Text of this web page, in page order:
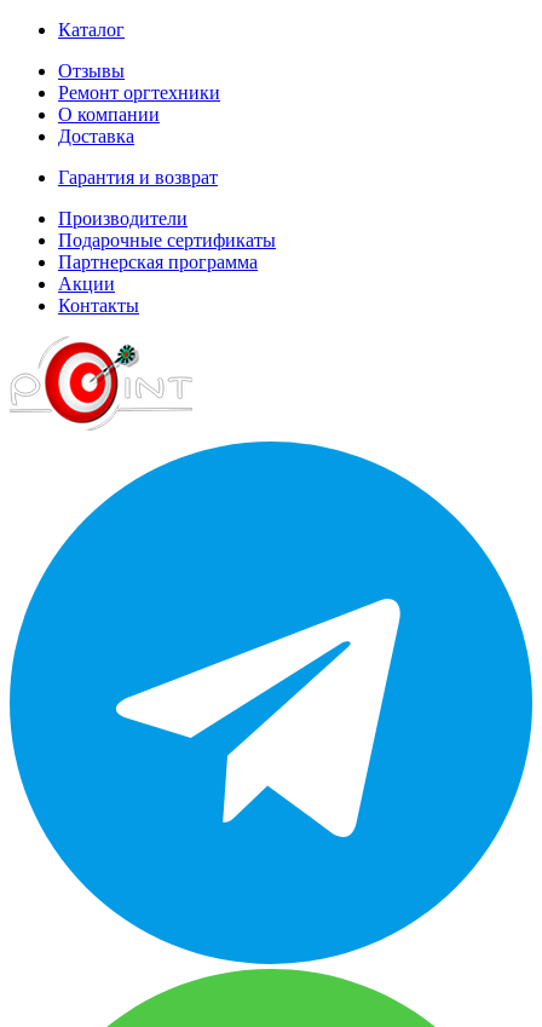
Каталог
Отзывы
Ремонт оргтехники
О компании
Доставка
Гарантия и возврат
Производители
Подарочные сертификаты
Партнерская программа
Акции
Контакты